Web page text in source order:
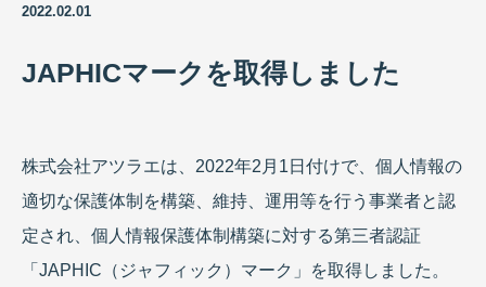
2022.02.01
JAPHICマークを取得しました
株式会社アツラエは、2022年2月1日付けで、個人情報の
適切な保護体制を構築、維持、運用等を行う事業者と認
定され、個人情報保護体制構築に対する第三者認証
「JAPHIC（ジャフィック）マーク」を取得しました。